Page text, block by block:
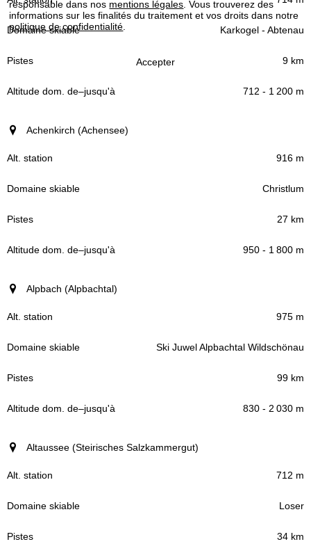
responsable dans nos mentions légales . Vous trouverez des
informations sur les finalités du traitement et vos droits dans notre
politique de confidentialité
Accepter
Altitude dom.
–
Karkogel - Abtenau
9 km
712 - 1 200 m
Achenkirch (Achensee)
916 m
Christlum
27 km
950 - 1 800 m
Alpbach (Alpbachtal)
975 m
Ski Juwel Alpbachtal Wildschönau
99 km
830 - 2 030 m
Altaussee (Steirisches Salzkammergut)
712 m
Loser
34 km